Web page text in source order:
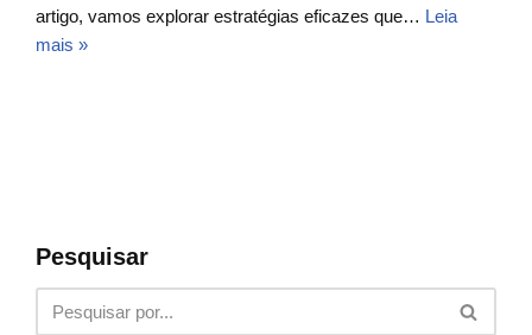
artigo, vamos explorar estratégias eficazes que… Leia
mais »
Pesquisar